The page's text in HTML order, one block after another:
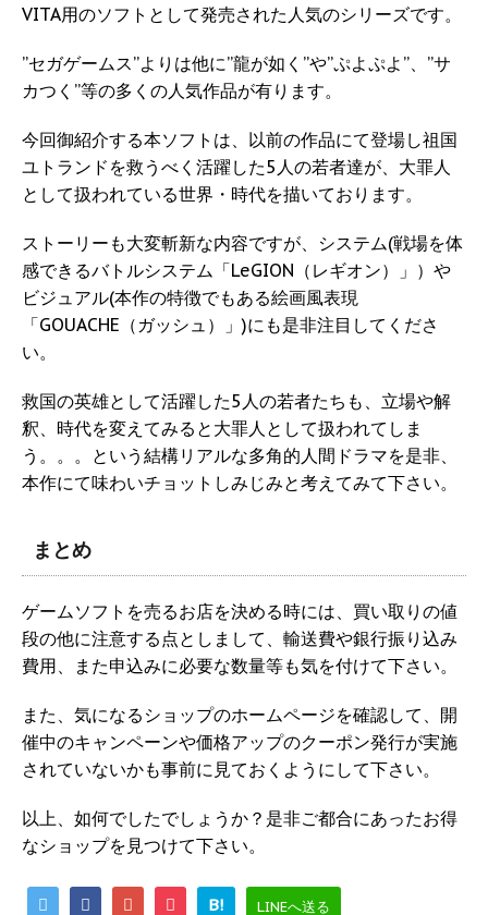
VITA用のソフトとして発売された人気のシリーズです。
”セガゲームス”よりは他に”龍が如く”や”ぷよぷよ”、”サ
カつく”等の多くの人気作品が有ります。
今回御紹介する本ソフトは、以前の作品にて登場し祖国
ユトランドを救うべく活躍した5人の若者達が、大罪人
として扱われている世界・時代を描いております。
ストーリーも大変斬新な内容ですが、システム(戦場を体
感できるバトルシステム「LeGION（レギオン）」）や
ビジュアル(本作の特徴でもある絵画風表現
「GOUACHE（ガッシュ）」)にも是非注目してくださ
い。
救国の英雄として活躍した5人の若者たちも、立場や解
釈、時代を変えてみると大罪人として扱われてしま
う。。。という結構リアルな多角的人間ドラマを是非、
本作にて味わいチョットしみじみと考えてみて下さい。
まとめ
ゲームソフトを売るお店を決める時には、買い取りの値
段の他に注意する点としまして、輸送費や銀行振り込み
費用、また申込みに必要な数量等も気を付けて下さい。
また、気になるショップのホームページを確認して、開
催中のキャンペーンや価格アップのクーポン発行が実施
されていないかも事前に見ておくようにして下さい。
以上、如何でしたでしょうか？是非ご都合にあったお得
なショップを見つけて下さい。
B! LINEへ送る